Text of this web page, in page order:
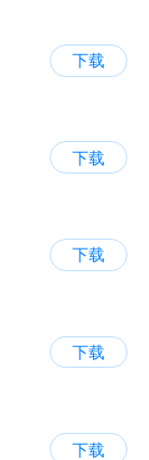
下载
下载
下载
下载
下载